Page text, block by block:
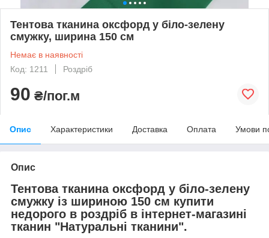
Тентова тканина оксфорд у біло-зелену
смужку, ширина 150 см
Немає в наявності
Код: 1211
Роздріб
90 ₴/пог.м
Опис Характеристики Доставка Оплата Умови
Опис
Тентова тканина оксфорд у біло-зелену
смужку із шириною 150 см купити
недорого в роздріб в інтернет-магазині
тканин "Натуральні тканини".